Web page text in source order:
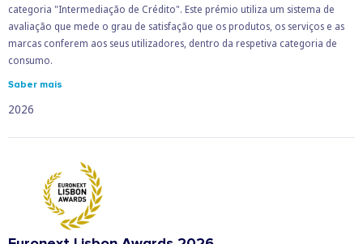
categoria "Intermediação de Crédito". Este prémio utiliza um sistema de
avaliação que mede o grau de satisfação que os produtos, os serviços e as
marcas conferem aos seus utilizadores, dentro da respetiva categoria de
consumo.
Saber mais
2026